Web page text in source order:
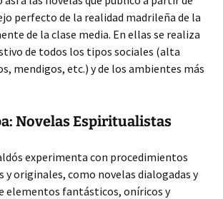
perfecto de la realidad madrileña de la
de la clase media. En ellas se realiza
de todos los tipos sociales (alta
mendigos, etc.) y de los ambientes más
Novelas Espiritualistas
experimenta con procedimientos
y originales, como novelas dialogadas y
elementos fantásticos, oníricos y